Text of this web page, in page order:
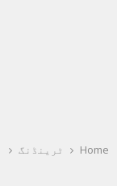
Home ٹرینڈنگ